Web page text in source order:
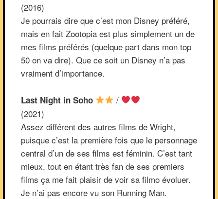
(2016)
Je pourrais dire que c’est mon Disney préféré,
mais en fait Zootopia est plus simplement un de
mes films préférés (quelque part dans mon top
50 on va dire). Que ce soit un Disney n’a pas
vraiment d’importance.
Last Night in Soho
/
(2021)
Assez différent des autres films de Wright,
puisque c’est la première fois que le personnage
central d’un de ses films est féminin. C’est tant
mieux, tout en étant très fan de ses premiers
films ça me fait plaisir de voir sa filmo évoluer.
Je n’ai pas encore vu son Running Man.